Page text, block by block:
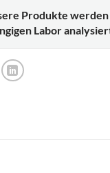
Produkte
Labor